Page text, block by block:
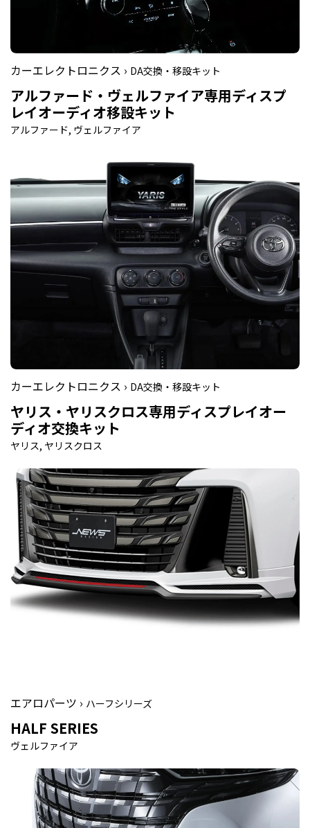
カーエレクトロニクス › DA交換・移設キット
アルファード・ヴェルファイア専用ディスプ
レイオーディオ移設キット
アルファード, ヴェルファイア
カーエレクトロニクス › DA交換・移設キット
ヤリス・ヤリスクロス専用ディスプレイオー
ディオ交換キット
ヤリス, ヤリスクロス
エアロパーツ › ハーフシリーズ
HALF SERIES
ヴェルファイア